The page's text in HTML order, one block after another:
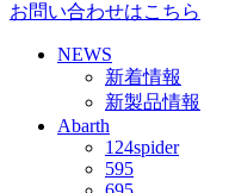
お問い合わせはこちら
NEWS
新着情報
新製品情報
Abarth
124spider
595